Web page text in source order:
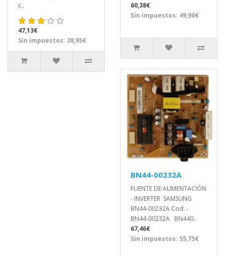
c..
47,13€
Sin impuestos: 38,95€
60,38€
Sin impuestos: 49,90€
BN44-00232A
FUENTE DE ALIMENTACIÓN
- INVERTER SAMSUNG
BN44-00232A Cod. -
BN44-00232A BN440..
67,46€
Sin impuestos: 55,75€